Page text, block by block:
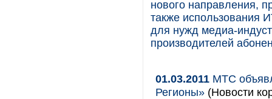
нового направления,
также использования
для нужд медиа-
производителей
01.03.2011 МТС
Регионы» (Новости